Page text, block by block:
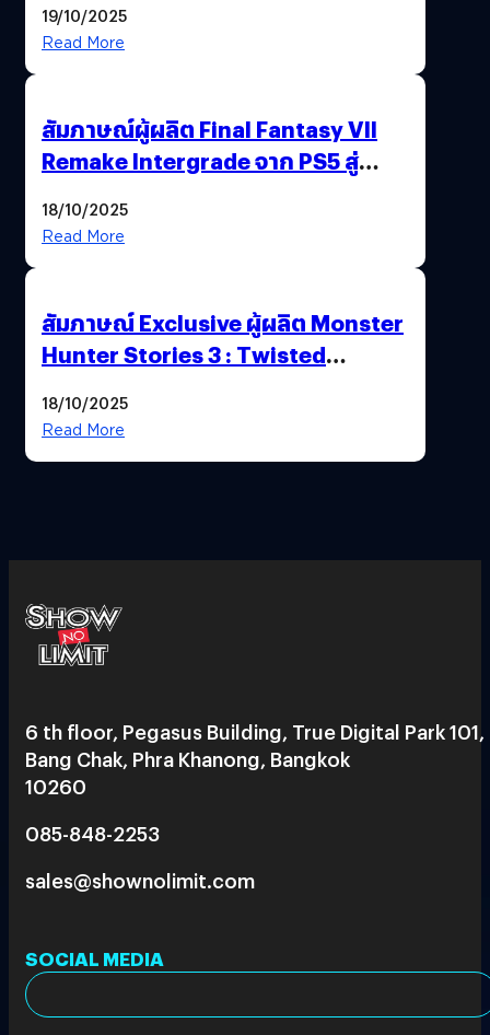
พาณิชย์ร่วมชูความสำเร็จ
19/10/2025
Read More
สัมภาษณ์ผู้ผลิต Final Fantasy VII
Remake Intergrade จาก PS5 สู่
18/10/2025
Read More
สัมภาษณ์ Exclusive ผู้ผลิต Monster
Hunter Stories 3 : Twisted
สวยฉ่ำ !
18/10/2025
Read More
6 th floor, Pegasus Building, True Digital Park 101,
Bang Chak, Phra Khanong, Bangkok
10260
085-848-2253
sales@shownolimit.com
SOCIAL MEDIA